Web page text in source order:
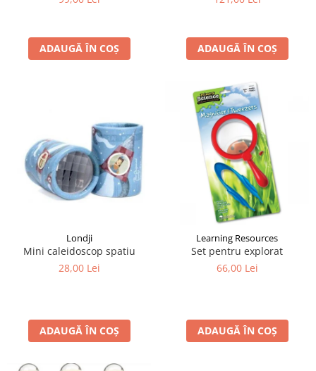
ADAUGĂ ÎN COȘ ADAUGĂ ÎN COȘ
Londji
Mini caleidoscop spatiu
28,00 Lei
ADAUGĂ ÎN COȘ
Learning Resources
Set pentru explorat
66,00 Lei
ADAUGĂ ÎN COȘ